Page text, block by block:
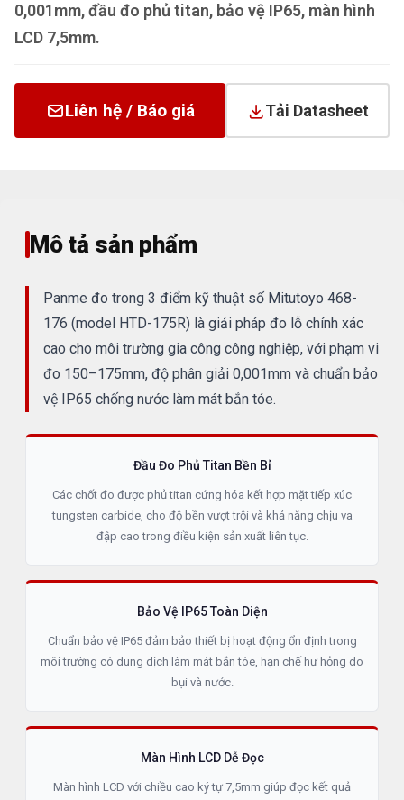
0,001mm, đầu đo phủ titan, bảo vệ IP65, màn hình
LCD 7,5mm.
Liên hệ / Báo giá Tải Datasheet
Mô tả sản phẩm
Panme đo trong 3 điểm kỹ thuật số Mitutoyo 468-
176 (model HTD-175R) là giải pháp đo lỗ chính xác
cao cho môi trường gia công công nghiệp, với phạm vi
đo 150–175mm, độ phân giải 0,001mm và chuẩn bảo
vệ IP65 chống nước làm mát bắn tóe.
Đầu Đo Phủ Titan Bền Bỉ
Các chốt đo được phủ titan cứng hóa kết hợp mặt tiếp xúc
tungsten carbide, cho độ bền vượt trội và khả năng chịu va
đập cao trong điều kiện sản xuất liên tục.
Bảo Vệ IP65 Toàn Diện
Chuẩn bảo vệ IP65 đảm bảo thiết bị hoạt động ổn định trong
môi trường có dung dịch làm mát bắn tóe, hạn chế hư hỏng do
bụi và nước.
Màn Hình LCD Dễ Đọc
Màn hình LCD với chiều cao ký tự 7,5mm giúp đọc kết quả